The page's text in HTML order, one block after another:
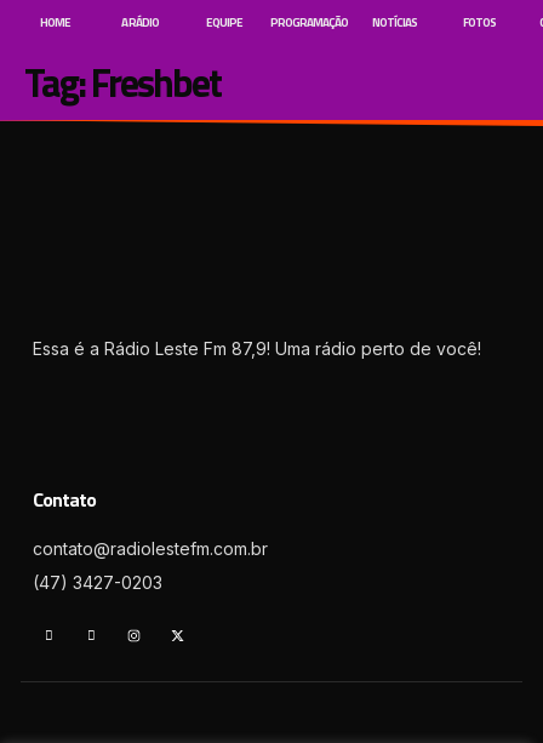
HOME A RÁDIO EQUIPE PROGRAMAÇÃO NOTÍCIAS FOTOS
Tag:Freshbet
Essa é a Rádio Leste Fm 87,9! Uma rádio perto de você!
Contato
contato@radiolestefm.com.br
(47) 3427-0203